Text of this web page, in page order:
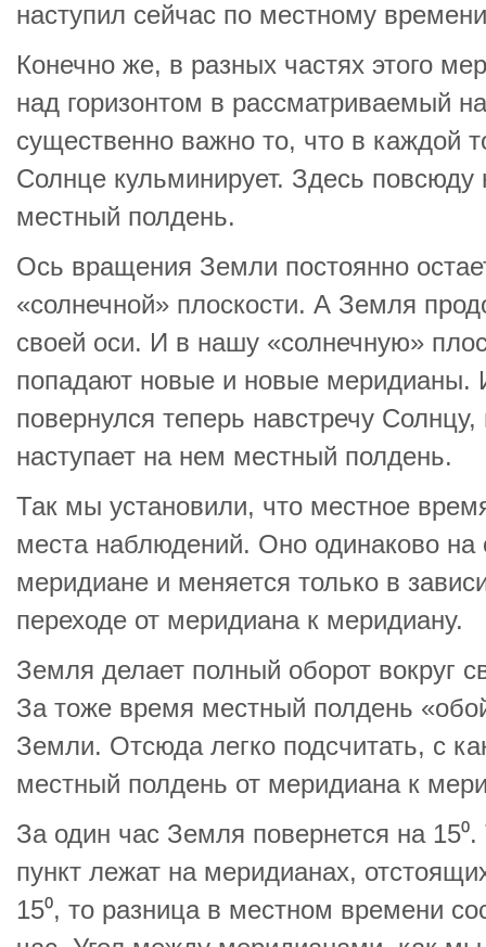
наступил сейчас по местному
Конечно же, в разных частях этого
над горизонтом в рассматриваемый
существенно важно то, что в каждой
Солнце кульминирует. Здесь повсюду
местный полдень.
Ось вращения Земли постоянно
«солнечной» плоскости. А Земля
своей оси. И в нашу «солнечную»
попадают новые и новые меридианы.
повернулся теперь навстречу
наступает на нем местный полдень.
Так мы установили, что местное
места наблюдений. Оно одинаково
меридиане и меняется только в
переходе от меридиана к меридиану.
Земля делает полный оборот вокруг
За тоже время местный полдень
Земли. Отсюда легко подсчитать, с
местный полдень от меридиана к
За один час Земля повернется на
пункт лежат на меридианах,
15⁰, то разница в местном времени